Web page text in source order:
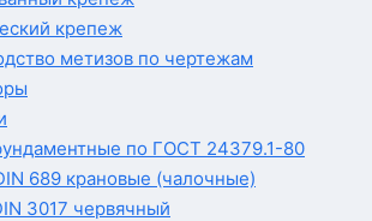
крепеж
метизов по чертежам
по ГОСТ 24379.1-80
689 крановые (чалочные)
3017 червячный